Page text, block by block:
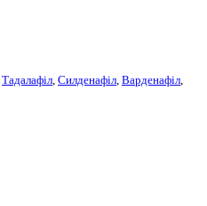
Тадалафіл, Силденафіл, Варденафіл,